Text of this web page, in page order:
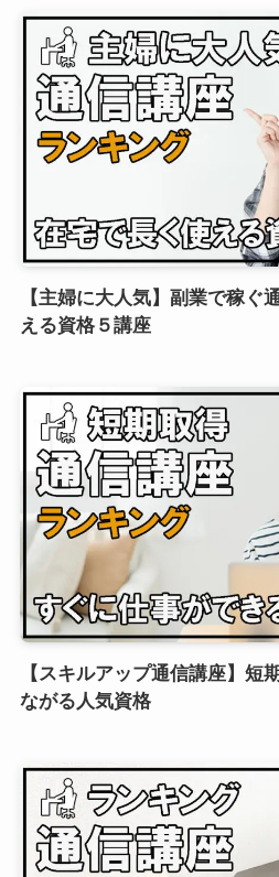
【主婦に大人気】副業で稼ぐ
える資格５講座
【スキルアップ通信講座】短
ながる人気資格